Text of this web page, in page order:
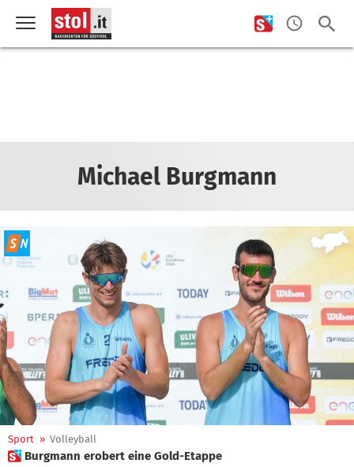
Michael Burgmann
Sport » Volleyball
 Burgmann erobert eine Gold-Etappe